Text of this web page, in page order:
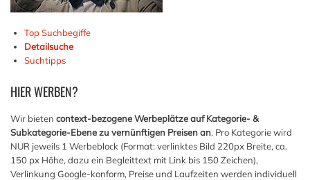
Top Suchbegiffe
Detailsuche
Suchtipps
HIERWERBEN?
Wir bieten context-bezogene Werbeplätze auf Kategorie- &
Subkategorie-Ebene zu vernünftigen Preisen an. Pro Kategorie wird
NUR jeweils 1 Werbeblock (Format: verlinktes Bild 220px Breite, ca.
150 px Höhe, dazu ein Begleittext mit Link bis 150 Zeichen),
Verlinkung Google-konform, Preise und Laufzeiten werden individuell